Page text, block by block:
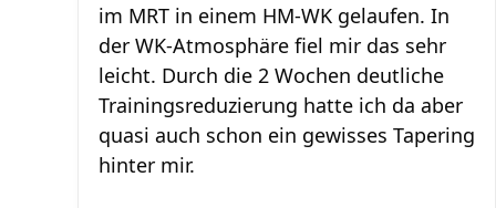
im MRT in einem HM-WK gelaufen. In
der WK-Atmosphäre fiel mir das sehr
leicht. Durch die 2 Wochen deutliche
Trainingsreduzierung hatte ich da aber
quasi auch schon ein gewisses Tapering
hinter mir.